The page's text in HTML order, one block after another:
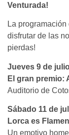
Venturada!
La
disfrutar de las
pierdas!
Jueves 9 de
El gran premio:
Auditorio de
Sábado 11 de
Lorca es
Un emotivo